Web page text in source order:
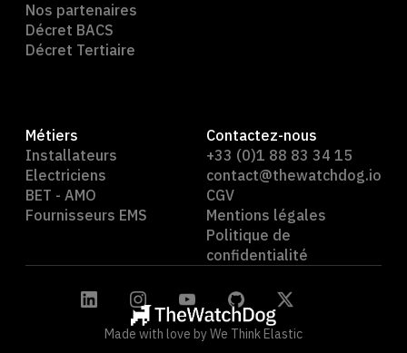
Nos partenaires
Décret BACS
Décret Tertiaire
Métiers
Installateurs
Electriciens
BET - AMO
Fournisseurs EMS
Contactez-nous
+33 (0)1 88 83 34 15
contact@thewatchdog.io
CGV
Mentions légales
Politique de
confidentialité
Made with love by We Think Elastic